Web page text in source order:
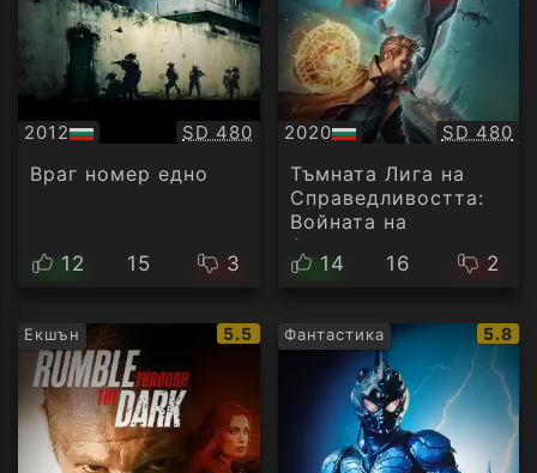
2012
БГ
аудио
Качество:
SD 480
Враг номер едно
12 15 3
2020
БГ
аудио
SD 480
Тъмната Лига на
Справедливостта:
Войната на
Апокалипс
14 16 2
Екшън
IMDb
рейтинг:
5.5 Фантастика
IMDb
5.8